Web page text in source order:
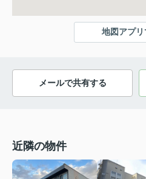
地図アプリ
メールで共有する
近隣の物件